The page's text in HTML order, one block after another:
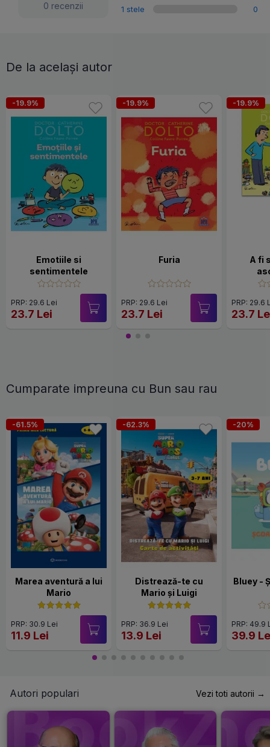
0 recenzii
1 stele
0
De la același autor
-19.9%
Emotiile si
sentimentele
PRP: 29.6 Lei
23.7 Lei
-19.9%
Furia
PRP: 29.6 Lei
23.7 Lei
-19.9%
A fi
PRP: 29.6
23.7
Cumparate impreuna cu Bun sau rau
-61.5%
Marea aventură a lui
Mario
PRP: 30.9 Lei
11.9 Lei
-62.3%
Distrează-te cu
Mario și Luigi
PRP: 36.9 Lei
13.9 Lei
-20%
Bluey -
PRP: 49.9
39.9
Autori populari Vezi toti autorii →